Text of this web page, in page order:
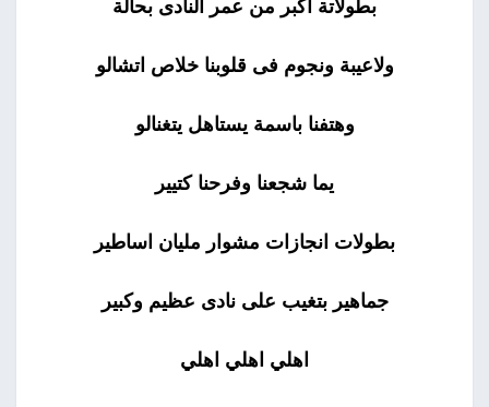
بطولاتة اكبر من عمر النادى بحالة
ولاعيبة ونجوم فى قلوبنا خلاص اتشالو
وهتفنا باسمة يستاهل يتغنالو
يما شجعنا وفرحنا كتيير
بطولات انجازات مشوار مليان اساطير
جماهير بتغيب على نادى عظيم وكبير
اهلي اهلي اهلي